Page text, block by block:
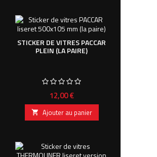
STICKER DE VITRES PACCAR
PLEIN (LA PAIRE)
Prix
12,00 €
 Ajouter au panier